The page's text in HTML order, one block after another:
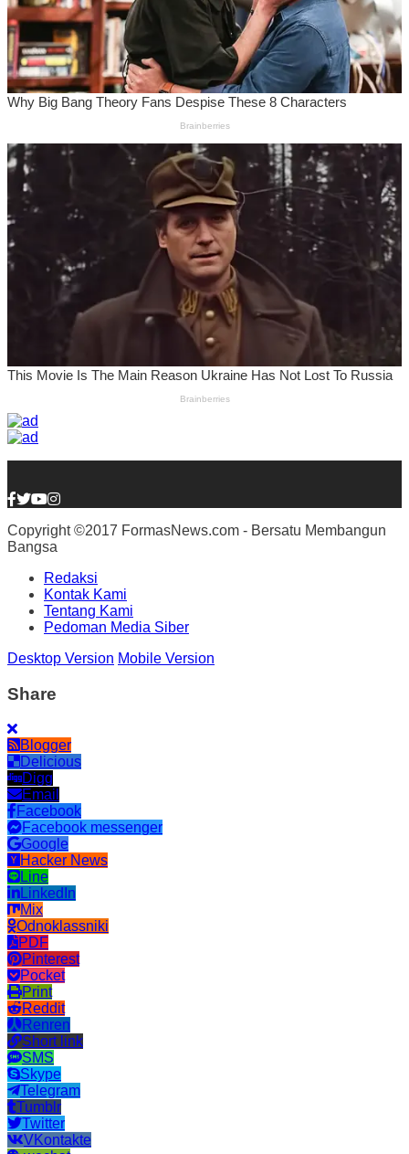
Copyright ©2017 FormasNews.com - Bersatu Membangun
Bangsa
Redaksi
Kontak Kami
Tentang Kami
Pedoman Media Siber
Desktop Version Mobile Version
Share
Blogger
Delicious
Digg
Email
Facebook
Facebook messenger
Google
Hacker News
Line
LinkedIn
Mix
Odnoklassniki
PDF
Pinterest
Pocket
Print
Reddit
Renren
Short link
SMS
Skype
Telegram
Tumblr
Twitter
VKontakte